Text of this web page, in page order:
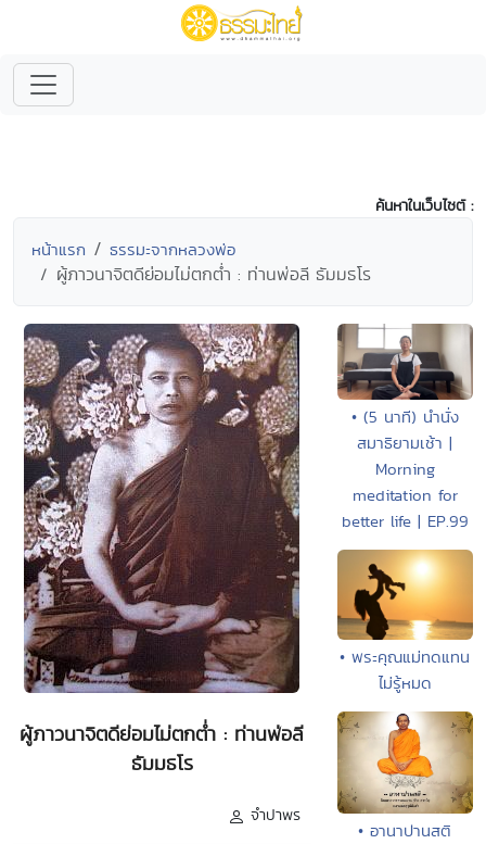
ค้นหาในเว็บไซต์ :
หน้าแรก ธรรมะจากหลวงพ่อ
ผู้ภาวนาจิตดีย่อมไม่ตกต่ำ : ท่านพ่อลี ธัมมธโร
ผู้ภาวนาจิตดีย่อมไม่ตกต่ำ : ท่านพ่อลี
ธัมมธโร
จำปาพร
• (5 นาที) นำนั่ง
สมาธิยามเช้า |
Morning
meditation for
better life | EP.99
• พระคุณแม่ทดแทน
ไม่รู้หมด
• อานาปานสติ